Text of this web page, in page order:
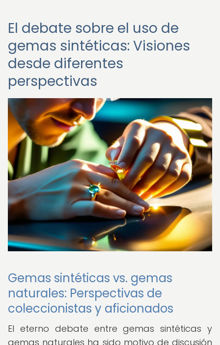
El debate sobre el uso de
gemas sintéticas: Visiones
desde diferentes
perspectivas
Gemas sintéticas vs. gemas
naturales: Perspectivas de
coleccionistas y aficionados
El eterno debate entre gemas sintéticas y
gemas naturales ha sido motivo de discusión